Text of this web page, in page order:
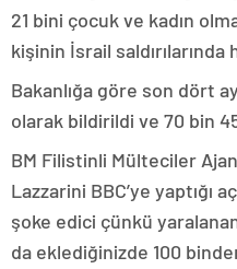
21 bini çocuk ve kadın
kişinin İsrail saldırılarında
Bakanlığa göre son dört
olarak bildirildi ve 70 bin
BM Filistinli Mülteciler
Lazzarini BBC’ye yaptığı
şoke edici çünkü
da eklediğinizde 100